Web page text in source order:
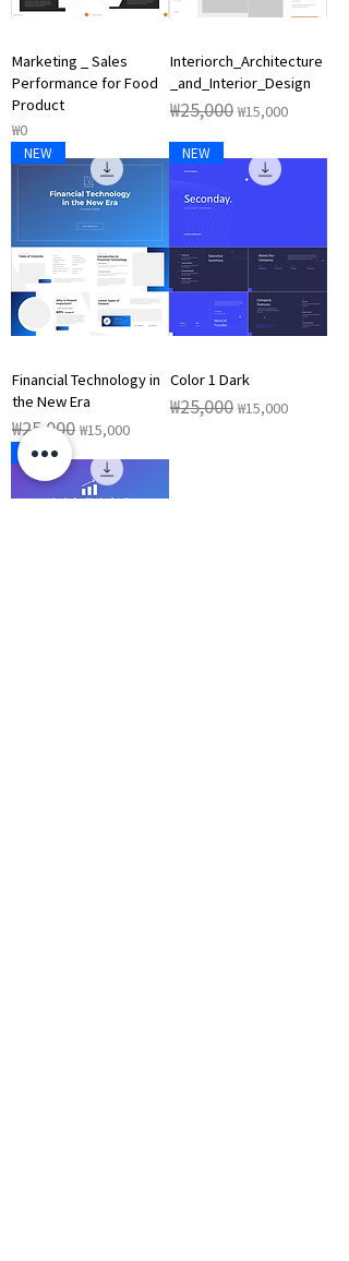
Marketing _ Sales
Performance for Food
Product
가격
₩0
Interiorch_Architecture
_and_Interior_Design
일반가
₩25,000 할인가
₩15,000
NEW
Financial Technology in
the New Era
일반가
₩25,000 할인가
₩15,000
NEW
Color 1 Dark
일반가
₩25,000 할인가
₩15,000
NEW